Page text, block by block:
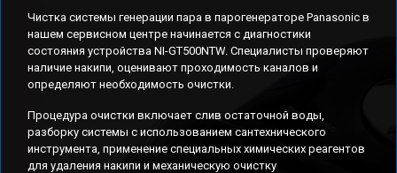
Чистка системы генерации пара в парогенераторе Panasonic в
нашем сервисном центре начинается с диагностики
состояния устройства NI-GT500NTW. Специалисты проверяют
наличие накипи, оценивают проходимость каналов и
определяют необходимость очистки.
Процедура очистки включает слив остаточной воды,
разборку системы с использованием сантехнического
инструмента, применение специальных химических реагентов
для удаления накипи и механическую очистку